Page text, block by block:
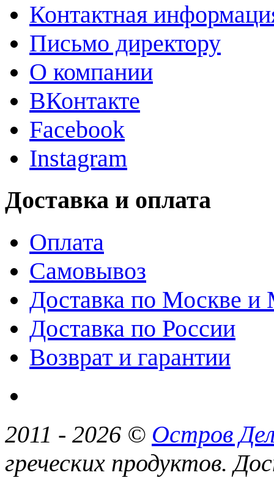
Контактная
Письмо директору
О компании
ВКонтакте
Facebook
Instagram
Доставка и оплата
Оплата
Самовывоз
Доставка по Москве
Доставка по России
Возврат и гарантии
2011 - 2026 © Остров
греческих продуктов.